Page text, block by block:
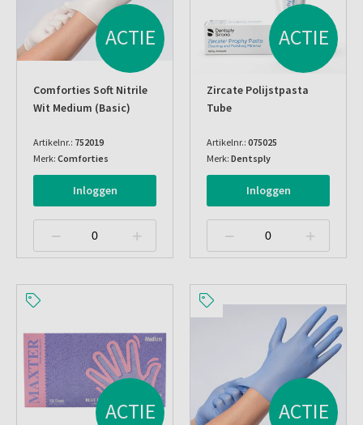
ACTIE
Comforties Soft Nitrile
Wit Medium (basic)
Artikelnr.: 752019
Merk: Comforties
Inloggen
ACTIE
Zircate Polijstpasta
Tube
Artikelnr.: 075025
Merk: Dentsply
Inloggen
ACTIE ACTIE